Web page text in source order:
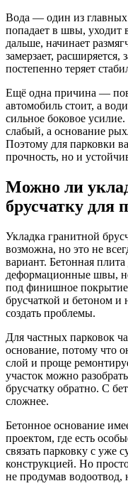
Вода — один из
попадает в швы, уходит
дальше, начинает
замерзает, расширяется,
постепенно теряет
Ещё одна причина —
автомобиль стоит, а
сильное боковое
слабый, а основание
Поэтому для парковки
прочность, но и
Можно ли
брусчатку для
Укладка гранитной
возможна, но это не
вариант. Бетонная
деформационные швы,
под финишное
брусчаткой и бетоном и
создать проблемы.
Для частных парковок
основание, потому что
слой и проще
участок можно
брусчатку обратно. С
сложнее.
Бетонное основание
проектом, где есть
связать парковку с уже
конструкцией. Но
не продумав водоотвод,